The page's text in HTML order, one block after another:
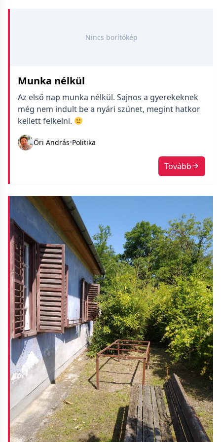
Nincs borítókép
Munka nélkül
Az első nap munka nélkül. Sajnos a gyerekeknek
még nem indult be a nyári szünet, megint hatkor
kellett felkelni.
Őri András•Politika
Tovább